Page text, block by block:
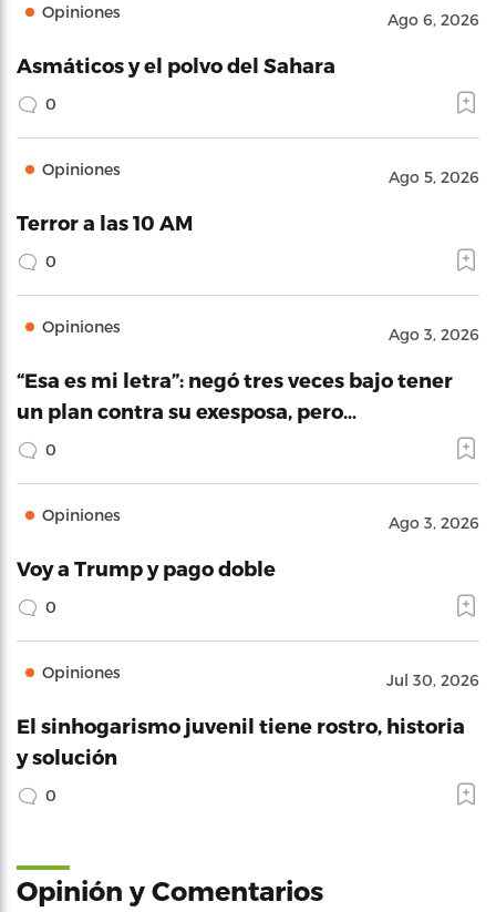
Opiniones Ago 6, 2026
Asmáticos y el polvo del Sahara
0
Opiniones Ago 5, 2026
Terror a las 10 AM
0
Opiniones Ago 3, 2026
“Esa es mi letra”: negó tres veces bajo tener
un plan contra su exesposa, pero…
0
Opiniones Ago 3, 2026
Voy a Trump y pago doble
0
Opiniones Jul 30, 2026
El sinhogarismo juvenil tiene rostro, historia
y solución
0
Opinión y Comentarios